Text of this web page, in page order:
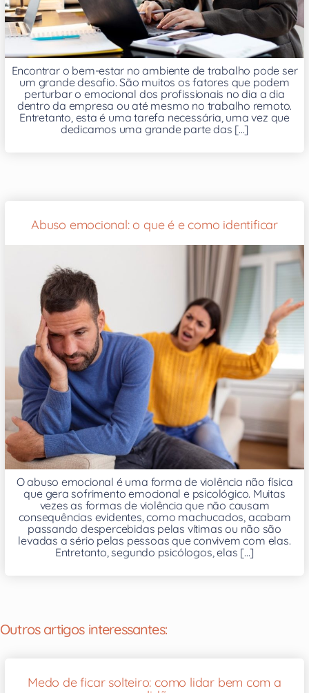
Encontrar o bem-estar no ambiente de trabalho pode ser
um grande desafio. São muitos os fatores que podem
perturbar o emocional dos profissionais no dia a dia
dentro da empresa ou até mesmo no trabalho remoto.
Entretanto, esta é uma tarefa necessária, uma vez que
dedicamos uma grande parte das [...]
Abuso emocional: o que é e como identificar
O abuso emocional é uma forma de violência não física
que gera sofrimento emocional e psicológico. Muitas
vezes as formas de violência que não causam
consequências evidentes, como machucados, acabam
passando despercebidas pelas vítimas ou não são
levadas a sério pelas pessoas que convivem com elas.
Entretanto, segundo psicólogos, elas [...]
Outros artigos interessantes:
Medo de ficar solteiro: como lidar bem com a